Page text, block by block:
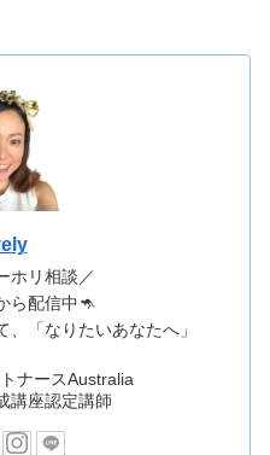
ホリ相談／
ら配信中🦘
「なりたいあなたへ」
ナースAustralia
講座認定講師